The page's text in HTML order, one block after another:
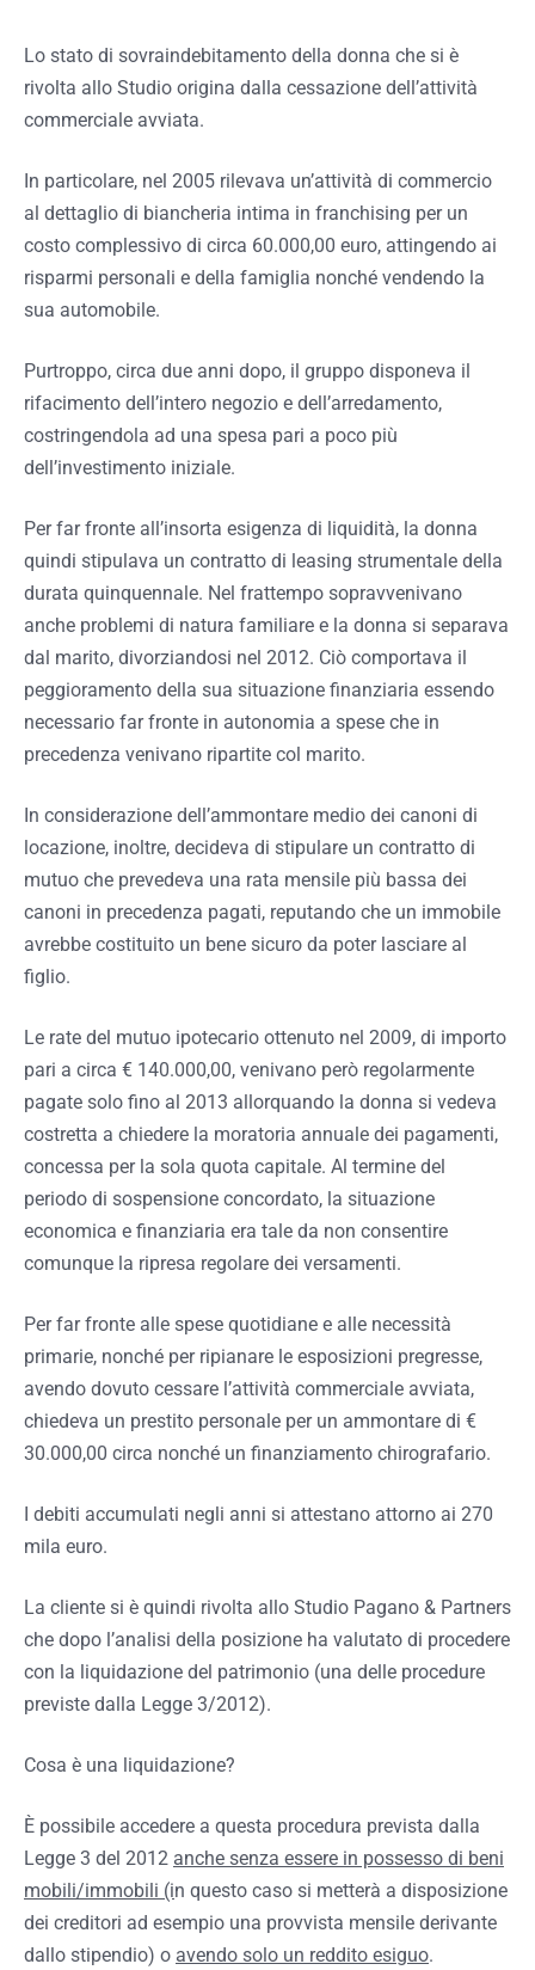
Lo stato di sovraindebitamento della donna che si è
rivolta allo Studio origina dalla cessazione dell’attività
commerciale avviata.
In particolare, nel 2005 rilevava un’attività di commercio
al dettaglio di biancheria intima in franchising per un
costo complessivo di circa 60.000,00 euro, attingendo ai
risparmi personali e della famiglia nonché vendendo la
sua automobile.
Purtroppo, circa due anni dopo, il gruppo disponeva il
rifacimento dell’intero negozio e dell’arredamento,
costringendola ad una spesa pari a poco più
dell’investimento iniziale.
Per far fronte all’insorta esigenza di liquidità, la donna
quindi stipulava un contratto di leasing strumentale della
durata quinquennale. Nel frattempo sopravvenivano
anche problemi di natura familiare e la donna si separava
dal marito, divorziandosi nel 2012. Ciò comportava il
peggioramento della sua situazione finanziaria essendo
necessario far fronte in autonomia a spese che in
precedenza venivano ripartite col marito.
In considerazione dell’ammontare medio dei canoni di
locazione, inoltre, decideva di stipulare un contratto di
mutuo che prevedeva una rata mensile più bassa dei
canoni in precedenza pagati, reputando che un immobile
avrebbe costituito un bene sicuro da poter lasciare al
figlio.
Le rate del mutuo ipotecario ottenuto nel 2009, di importo
pari a circa € 140.000,00, venivano però regolarmente
pagate solo fino al 2013 allorquando la donna si vedeva
costretta a chiedere la moratoria annuale dei pagamenti,
concessa per la sola quota capitale. Al termine del
periodo di sospensione concordato, la situazione
economica e finanziaria era tale da non consentire
comunque la ripresa regolare dei versamenti.
Per far fronte alle spese quotidiane e alle necessità
primarie, nonché per ripianare le esposizioni pregresse,
avendo dovuto cessare l’attività commerciale avviata,
chiedeva un prestito personale per un ammontare di €
30.000,00 circa nonché un finanziamento chirografario.
I debiti accumulati negli anni si attestano attorno ai 270
mila euro.
La cliente si è quindi rivolta allo Studio Pagano & Partners
che dopo l’analisi della posizione ha valutato di procedere
con la liquidazione del patrimonio (una delle procedure
previste dalla Legge 3/2012).
Cosa è una liquidazione?
È possibile accedere a questa procedura prevista dalla
Legge 3 del 2012 anche senza essere in possesso di beni
mobili/immobili (in questo caso si metterà a disposizione
dei creditori ad esempio una provvista mensile derivante
dallo stipendio) o avendo solo un reddito esiguo.